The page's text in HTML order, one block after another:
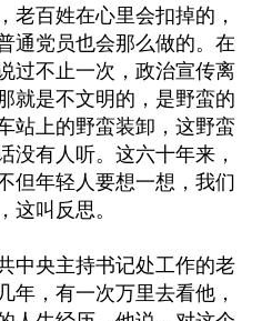
老百姓在心里会扣掉的，
通党员也会那么做的。在
过不止一次，政治宣传离
就是不文明的，是野蛮的
站上的野蛮装卸，这野蛮
没有人听。这六十年来，
但年轻人要想一想，我们
这叫反思。
中央主持书记处工作的老
年，有一次万里去看他，